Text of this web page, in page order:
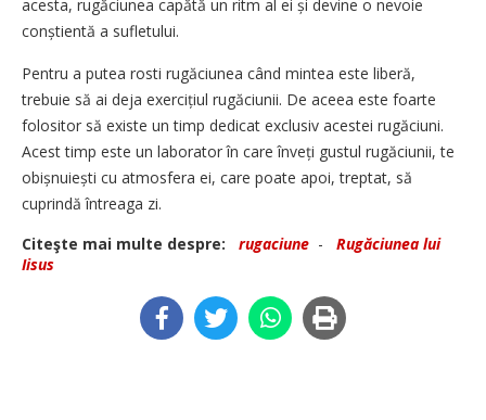
acesta, rugăciunea capătă un ritm al ei și devine o nevoie
conștientă a sufletului.
Pentru a putea rosti rugăciunea când mintea este liberă,
trebuie să ai deja exercițiul rugăciunii. De aceea este foarte
folositor să existe un timp dedicat exclusiv acestei rugăciuni.
Acest timp este un laborator în care înveți gustul rugăciunii, te
obișnuiești cu atmosfera ei, care poate apoi, treptat, să
cuprindă întreaga zi.
Citeşte mai multe despre:
rugaciune - Rugăciunea lui
Iisus